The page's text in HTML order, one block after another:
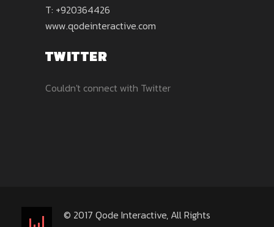
T: +920364426
www.qodeinteractive.com
TWITTER
Couldn't connect with Twitter
© 2017 Qode Interactive, All Rights